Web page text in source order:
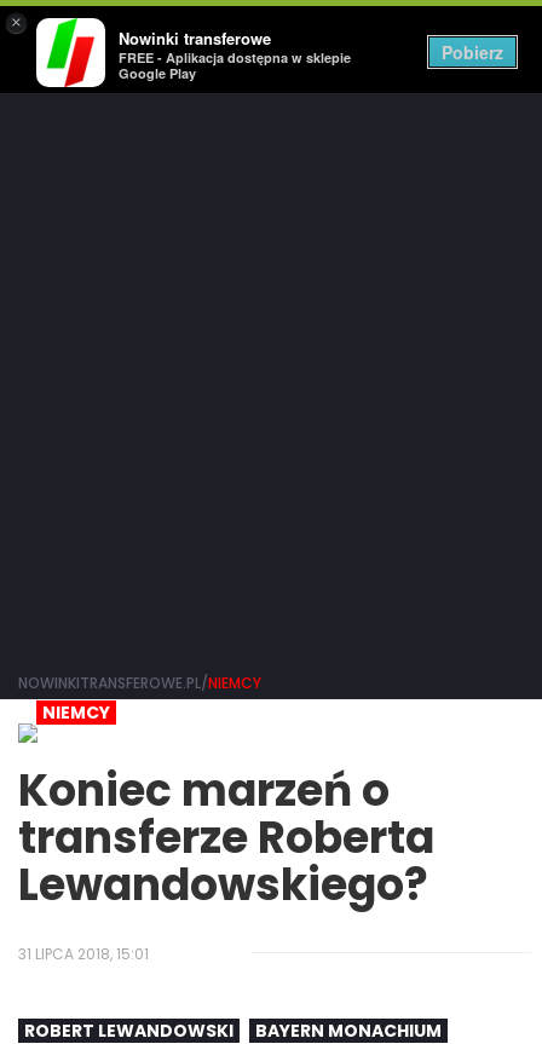
×
Nowinki transferowe
FREE - Aplikacja dostępna w sklepie
Google Play
Pobierz
NOWINKITRANSFEROWE.PL/NIEMCY
NIEMCY
Koniec marzeń o
transferze Roberta
Lewandowskiego?
31 LIPCA 2018, 15:01
ROBERT LEWANDOWSKI
BAYERN MONACHIUM